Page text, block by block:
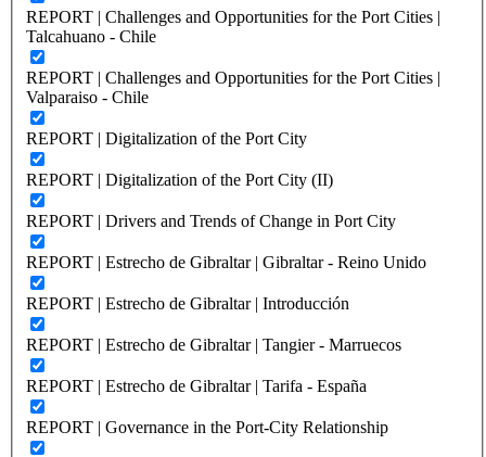
REPORT | Challenges and Opportunities for the Port Cities |
Talcahuano - Chile
REPORT | Challenges and Opportunities for the Port Cities |
Valparaiso - Chile
REPORT | Digitalization of the Port City
REPORT | Digitalization of the Port City (II)
REPORT | Drivers and Trends of Change in Port City
REPORT | Estrecho de Gibraltar | Gibraltar - Reino Unido
REPORT | Estrecho de Gibraltar | Introducción
REPORT | Estrecho de Gibraltar | Tangier - Marruecos
REPORT | Estrecho de Gibraltar | Tarifa - España
REPORT | Governance in the Port-City Relationship